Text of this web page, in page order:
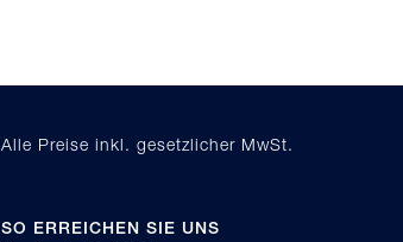
Alle Preise inkl. gesetzlicher MwSt.
SO ERREICHEN SIE UNS